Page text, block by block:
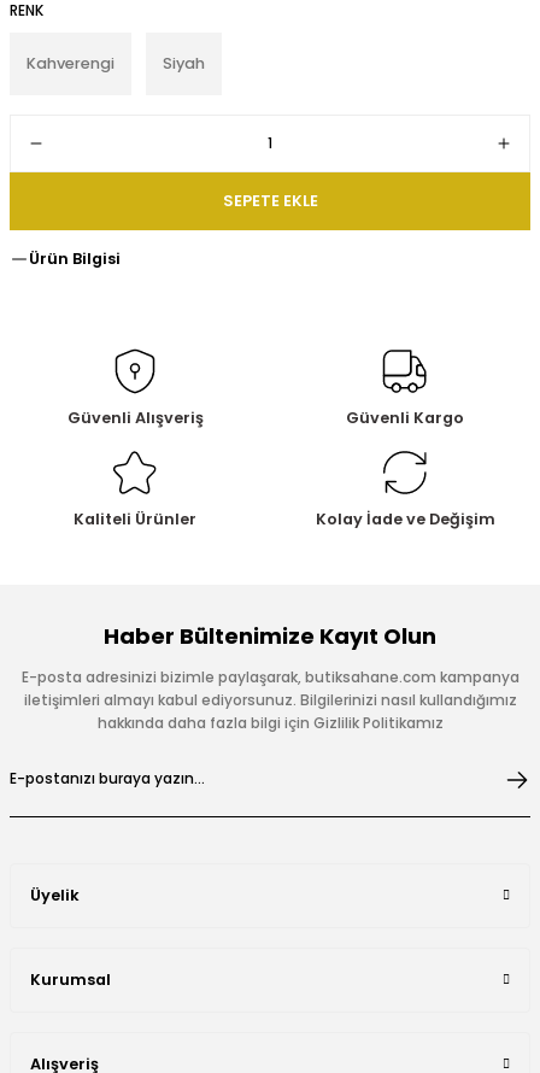
RENK
Kahverengi Siyah
SEPETE EKLE
Ürün Bilgisi
Güvenli Alışveriş Güvenli Kargo
Kaliteli Ürünler Kolay İade ve Değişim
Haber Bültenimize Kayıt Olun
E-posta adresinizi bizimle paylaşarak, butiksahane.com kampanya
iletişimleri almayı kabul ediyorsunuz. Bilgilerinizi nasıl kullandığımız
hakkında daha fazla bilgi için Gizlilik Politikamız
Üyelik
Kurumsal
Alışveriş